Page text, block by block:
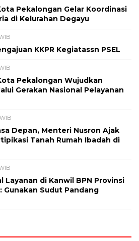
Pekalongan Gelar Koordinasi
di Kelurahan Degayu
KKPR Kegiatassn PSEL
Pekalongan Wujudkan
Gerakan Nasional Pelayanan
Depan, Menteri Nusron Ajak
Tanah Rumah Ibadah di
Layanan di Kanwil BPN Provinsi
Gunakan Sudut Pandang